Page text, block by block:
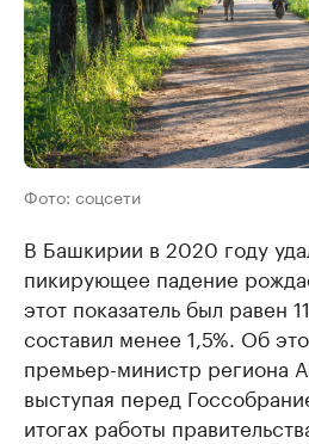
Фото: соцсети
В Башкирии в 2020 году
пикирующее падение
этот показатель был равен
составил менее 1,5%. Об
премьер-министр региона
выступая перед
итогах работы